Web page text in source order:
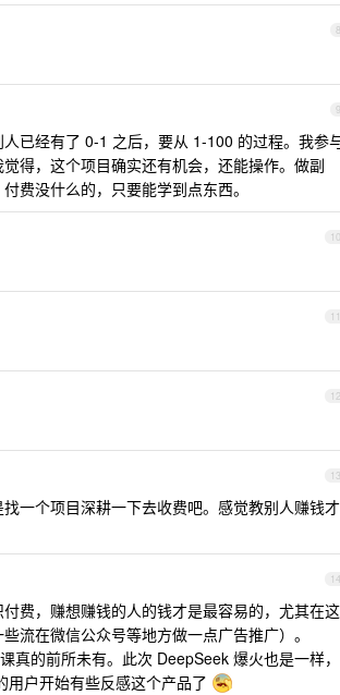
8
9
已经有了 0-1 之后，要从 1-100 的过程。我参
得，这个项目确实还有机会，还能操作。做副
费没什么的，只要能学到点东西。
10
11
12
13
一个项目深耕一下去收费吧。感觉教别人赚钱才
14
费，赚想赚钱的人的钱才是最容易的，尤其在这
流在微信公众号等地方做一点广告推广）。
的前所未有。此次 DeepSeek 爆火也是一样，
户开始有些反感这个产品了